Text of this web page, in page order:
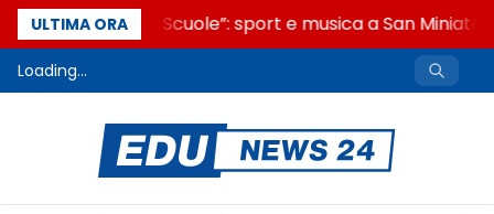
ULTIMA ORA
“Noi siamo le Scuole”: sport e musica a San Miniato,
Loading...